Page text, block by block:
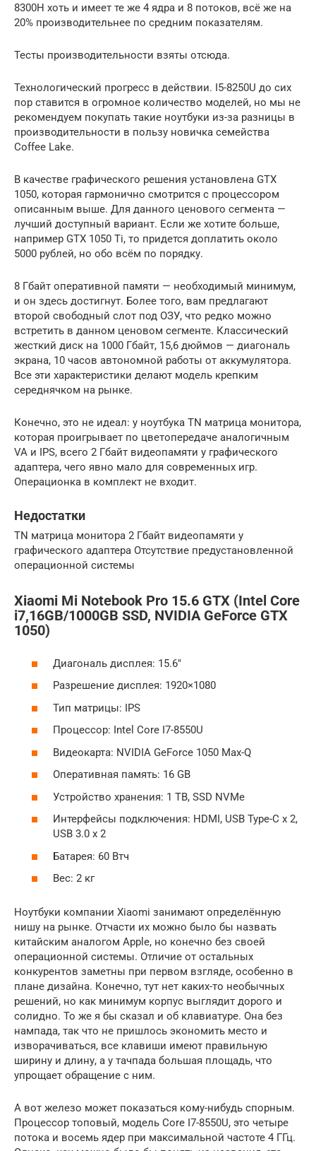
8300H хоть и имеет те же 4 ядра и 8 потоков, всё же на
20% производительнее по средним показателям.
Тесты производительности взяты отсюда.
Технологический прогресс в действии. I5-8250U до сих
пор ставится в огромное количество моделей, но мы не
рекомендуем покупать такие ноутбуки из-за разницы в
производительности в пользу новичка семейства
Coffee Lake.
В качестве графического решения установлена GTX
1050, которая гармонично смотрится с процессором
описанным выше. Для данного ценового сегмента —
лучший доступный вариант. Если же хотите больше,
например GTX 1050 Ti, то придется доплатить около
5000 рублей, но обо всём по порядку.
8 Гбайт оперативной памяти — необходимый минимум,
и он здесь достигнут. Более того, вам предлагают
второй свободный слот под ОЗУ, что редко можно
встретить в данном ценовом сегменте. Классический
жесткий диск на 1000 Гбайт, 15,6 дюймов — диагональ
экрана, 10 часов автономной работы от аккумулятора.
Все эти характеристики делают модель крепким
середнячком на рынке.
Конечно, это не идеал: у ноутбука TN матрица монитора,
которая проигрывает по цветопередаче аналогичным
VA и IPS, всего 2 Гбайт видеопамяти у графического
адаптера, чего явно мало для современных игр.
Операционка в комплект не входит.
Недостатки
TN матрица монитора 2 Гбайт видеопамяти у
графического адаптера Отсутствие предустановленной
операционной системы
Xiaomi Mi Notebook Pro 15.6 GTX (Intel Core
i7,16GB/1000GB SSD, NVIDIA GeForce GTX
1050)
Диагональ дисплея: 15.6″
Разрешение дисплея: 1920×1080
Тип матрицы: IPS
Процессор: Intel Core I7-8550U
Видеокарта: NVIDIA GeForce 1050 Max-Q
Оперативная память: 16 GB
Устройство хранения: 1 TB, SSD NVMe
Интерфейсы подключения: HDMI, USB Type-C x 2,
USB 3.0 x 2
Батарея: 60 Втч
Вес: 2 кг
Ноутбуки компании Xiaomi занимают определённую
нишу на рынке. Отчасти их можно было бы назвать
китайским аналогом Apple, но конечно без своей
операционной системы. Отличие от остальных
конкурентов заметны при первом взгляде, особенно в
плане дизайна. Конечно, тут нет каких-то необычных
решений, но как минимум корпус выглядит дорого и
солидно. То же я бы сказал и об клавиатуре. Она без
нампада, так что не пришлось экономить место и
изворачиваться, все клавиши имеют правильную
ширину и длину, а у тачпада большая площадь, что
упрощает обращение с ним.
А вот железо может показаться кому-нибудь спорным.
Процессор топовый, модель Core I7-8550U, это четыре
потока и восемь ядер при максимальной частоте 4 ГГц.